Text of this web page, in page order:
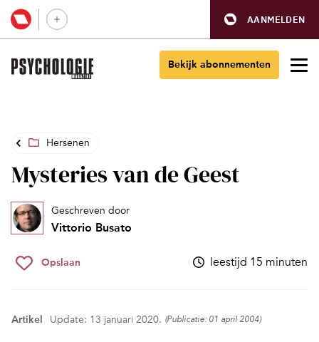
AANMELDEN
Bekijk abonnementen
Hersenen
Mysteries van de Geest
Geschreven door
Vittorio Busato
Opslaan leestijd 15 minuten
Artikel Update: 13 januari 2020. (Publicatie: 01 april 2004)